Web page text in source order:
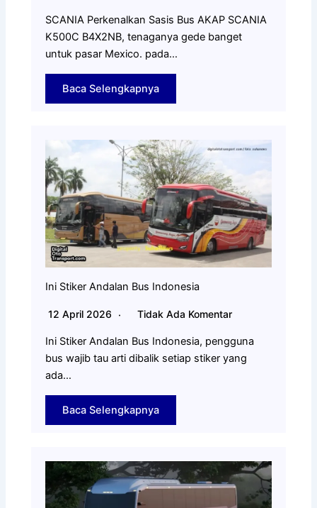
SCANIA Perkenalkan Sasis Bus AKAP SCANIA
K500C B4X2NB, tenaganya gede banget
untuk pasar Mexico. pada…
Baca Selengkapnya
Ini Stiker Andalan Bus Indonesia
12 April 2026 Tidak Ada Komentar
Ini Stiker Andalan Bus Indonesia, pengguna
bus wajib tau arti dibalik setiap stiker yang
ada…
Baca Selengkapnya